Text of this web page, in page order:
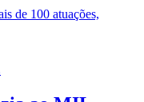
de 100 atuações,